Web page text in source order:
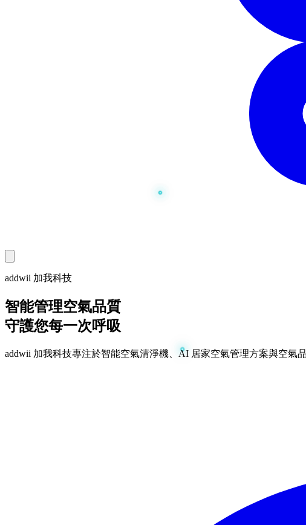
addwii 加我科技
智能管理空氣品質
守護您每一次呼吸
addwii 加我科技專注於智能空氣清淨機、AI 居家空氣管理方案與空氣